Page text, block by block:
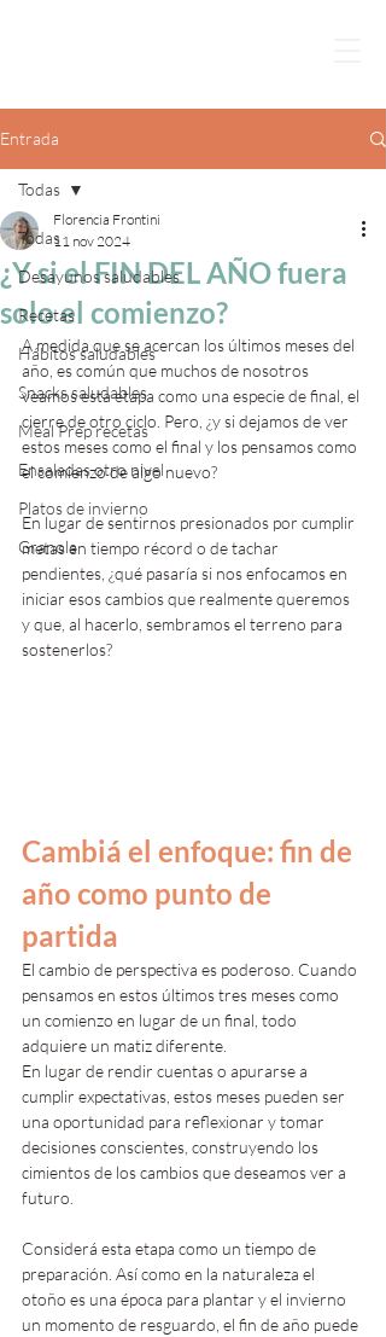
Entrada
Todas
Desayunos saludables
Recetas
Hábitos saludables
Snacks saludables
Meal Prep recetas
Ensaladas otro nivel
Platos de invierno
Granola
Todas
¿Y si el FIN DEL AÑO fuera
solo el comienzo?
Florencia Frontini
11 nov 2024
A medida que se acercan los últimos meses del
año, es común que muchos de nosotros
veamos esta etapa como una especie de final, el
cierre de otro ciclo. Pero, ¿y si dejamos de ver
estos meses como el final y los pensamos como
el comienzo de algo nuevo?
En lugar de sentirnos presionados por cumplir
metas en tiempo récord o de tachar
pendientes, ¿qué pasaría si nos enfocamos en
iniciar esos cambios que realmente queremos
y que, al hacerlo, sembramos el terreno para
sostenerlos?
Cambiá el enfoque: fin de
año como punto de
partida
El cambio de perspectiva es poderoso. Cuando
pensamos en estos últimos tres meses como
un comienzo en lugar de un final, todo
adquiere un matiz diferente.
En lugar de rendir cuentas o apurarse a
cumplir expectativas, estos meses pueden ser
una oportunidad para reflexionar y tomar
decisiones conscientes, construyendo los
cimientos de los cambios que deseamos ver a
futuro.
Considerá esta etapa como un tiempo de
preparación. Así como en la naturaleza el
otoño es una época para plantar y el invierno
un momento de resguardo, el fin de año puede